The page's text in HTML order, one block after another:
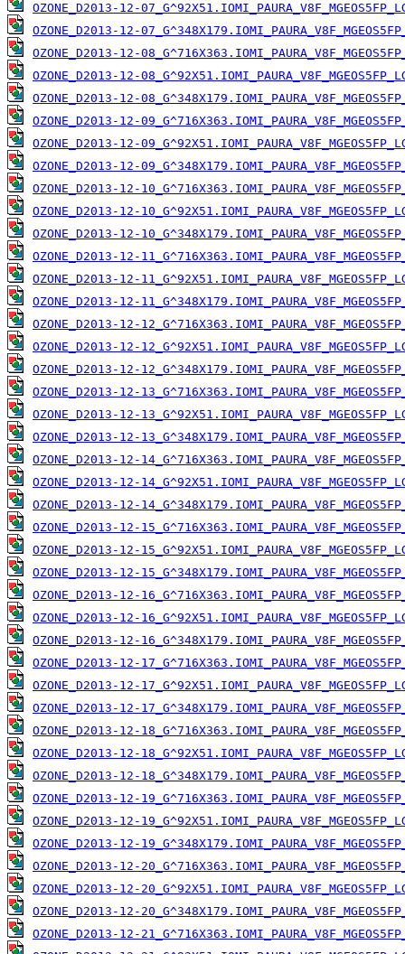
OZONE_D2013-12-
OZONE_D2013-12-
OZONE_D2013-12-
OZONE_D2013-12-
OZONE_D2013-12-
OZONE_D2013-12-
OZONE_D2013-12-
OZONE_D2013-12-
OZONE_D2013-12-
OZONE_D2013-12-
OZONE_D2013-12-
OZONE_D2013-12-
OZONE_D2013-12-
OZONE_D2013-12-
OZONE_D2013-12-
OZONE_D2013-12-
OZONE_D2013-12-
OZONE_D2013-12-
OZONE_D2013-12-
OZONE_D2013-12-
OZONE_D2013-12-
OZONE_D2013-12-
OZONE_D2013-12-
OZONE_D2013-12-
OZONE_D2013-12-
OZONE_D2013-12-
OZONE_D2013-12-
OZONE_D2013-12-
OZONE_D2013-12-
OZONE_D2013-12-
OZONE_D2013-12-
OZONE_D2013-12-
OZONE_D2013-12-
OZONE_D2013-12-
OZONE_D2013-12-
OZONE_D2013-12-
OZONE_D2013-12-
OZONE_D2013-12-
OZONE_D2013-12-
OZONE_D2013-12-
OZONE_D2013-12-
OZONE_D2013-12-